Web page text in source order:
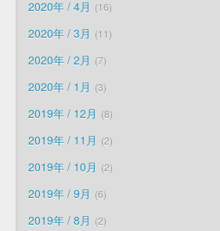
2020年 / 4月 16
2020年 / 3月 11
2020年 / 2月 7
2020年 / 1月 3
2019年 / 12月 8
2019年 / 11月 2
2019年 / 10月 2
2019年 / 9月 6
2019年 / 8月 2